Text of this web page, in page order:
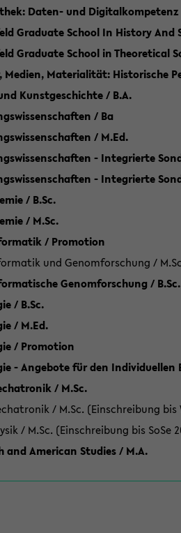
Daten- und Digitalkompetenz
Graduate School In History And
Graduate School in Theoretical
Medien, Materialität: Historische
Kunstgeschichte / B.A.
/ Ba
/ M.Ed.
- Integrierte
- Integrierte
/ B.Sc.
/ M.Sc.
/ Promotion
und Genomforschung /
Genomforschung / B.Sc.
/ B.Sc.
/ M.Ed.
/ Promotion
- Angebote für den Individuellen
/ M.Sc.
/ M.Sc. (Einschreibung bis
/ M.Sc. (Einschreibung bis SoSe
and American Studies / M.A.